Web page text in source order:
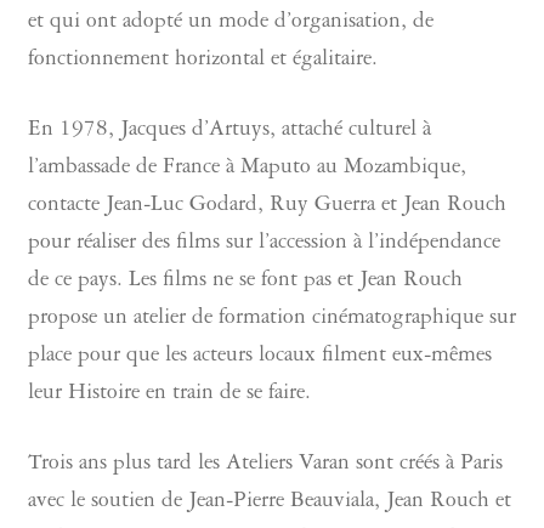
et qui ont adopté un mode d’organisation, de
fonctionnement horizontal et égalitaire.
En 1978, Jacques d’Artuys, attaché culturel à
l’ambassade de France à Maputo au Mozambique,
contacte Jean-Luc Godard, Ruy Guerra et Jean Rouch
pour réaliser des films sur l’accession à l’indépendance
de ce pays. Les films ne se font pas et Jean Rouch
propose un atelier de formation cinématographique sur
place pour que les acteurs locaux filment eux-mêmes
leur Histoire en train de se faire.
Trois ans plus tard les Ateliers Varan sont créés à Paris
avec le soutien de Jean-Pierre Beauviala, Jean Rouch et